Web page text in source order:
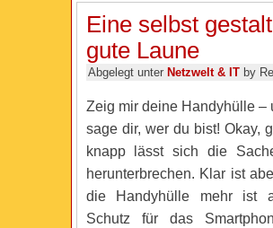
Eine selbst
gute Laune
Abgelegt unter Netzwelt & ITby
Zeig mir deine Handyhülle –
sage dir, wer du bist! Okay,
knapp lässt sich die
herunterbrechen. Klar ist
die Handyhülle mehr ist
Schutz für das